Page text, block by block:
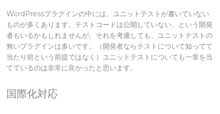
WordPressプラグインの中には、ユニットテストが書いていない
ものが多くあります。テストコードは公開していない、という開発
者もいるかもしれませんが、それを考慮しても、ユニットテストの
無いプラグインは多いです。（開発者ならテストについて知ってて
当たり前という前提ではなく）ユニットテストについても一章を当
てているのは非常に良かったと思います。
国際化対応